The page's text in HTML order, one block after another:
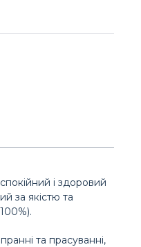
і здоровий
за якістю та
та прасуванні,